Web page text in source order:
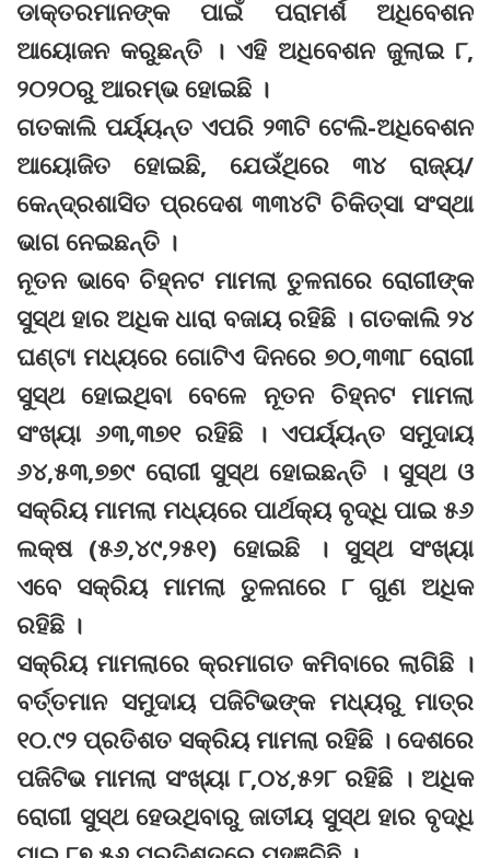
ଡାକ୍ତରମାନଙ୍କ ପାଇଁ ପରାମର୍ଶ ଅଧିବେଶନ
ଆୟୋଜନ କରୁଛନ୍ତି । ଏହି ଅଧିବେଶନ ଜୁଲାଇ ୮,
୨୦୨୦ରୁ ଆରମ୍ଭ ହୋଇଛି ।
ଗତକାଲି ପର୍ୟ୍ୟନ୍ତ ଏପରି ୨୩ଟି ଟେଲି-ଅଧିବେଶନ
ଆୟୋଜିତ ହୋଇଛି, ଯେଉଁଥିରେ ୩୪ ରାଜ୍ୟ/
କେନ୍ଦ୍ରଶାସିତ ପ୍ରଦେଶ ୩୩୪ଟି ଚିକିତ୍ସା ସଂସ୍ଥା
ଭାଗ ନେଇଛନ୍ତି ।
ନୂତନ ଭାବେ ଚିହ୍ନଟ ମାମଲା ତୁଳନାରେ ରୋଗୀଙ୍କ
ସୁସ୍ଥ ହାର ଅଧିକ ଧାରା ବଜାୟ ରହିଛି । ଗତକାଲି ୨୪
ଘଣ୍ଟା ମଧ୍ୟରେ ଗୋଟିଏ ଦିନରେ ୭୦,୩୩୮ ରୋଗୀ
ସୁସ୍ଥ ହୋଇଥିବା ବେଳେ ନୂତନ ଚିହ୍ନଟ ମାମଲା
ସଂଖ୍ୟା ୬୩,୩୭୧ ରହିଛି । ଏପର୍ୟ୍ୟନ୍ତ ସମୁଦାୟ
୬୪,୫୩,୭୭୯ ରୋଗୀ ସୁସ୍ଥ ହୋଇଛନ୍ତି । ସୁସ୍ଥ ଓ
ସକ୍ରିୟ ମାମଲା ମଧ୍ୟରେ ପାର୍ଥକ୍ୟ ବୃଦ୍ଧି ପାଇ ୫୬
ଲକ୍ଷ (୫୬,୪୯,୨୫୧) ହୋଇଛି । ସୁସ୍ଥ ସଂଖ୍ୟା
ଏବେ ସକ୍ରିୟ ମାମଲା ତୁଳନାରେ ୮ ଗୁଣ ଅଧିକ
ରହିଛି ।
ସକ୍ରିୟ ମାମଲାରେ କ୍ରମାଗତ କମିବାରେ ଲାଗିଛି ।
ବର୍ତ୍ତମାନ ସମୁଦାୟ ପଜିଟିଭଙ୍କ ମଧ୍ୟରୁ ମାତ୍ର
୧୦.୯୨ ପ୍ରତିଶତ ସକ୍ରିୟ ମାମଲା ରହିଛି । ଦେଶରେ
ପଜିଟିଭ ମାମଲା ସଂଖ୍ୟା ୮,୦୪,୫୨୮ ରହିଛି । ଅଧିକ
ରୋଗୀ ସୁସ୍ଥ ହେଉଥିବାରୁ ଜାତୀୟ ସୁସ୍ଥ ହାର ବୃଦ୍ଧି